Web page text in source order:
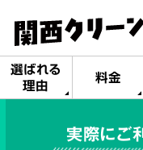
選ばれる
理由
料金
実際にご